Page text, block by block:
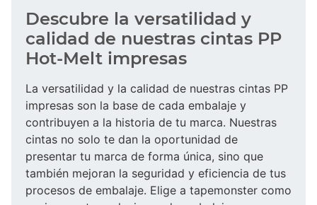
Descubre la versatilidad y
calidad de nuestras cintas PP
Hot-Melt impresas
La versatilidad y la calidad de nuestras cintas PP
impresas son la base de cada embalaje y
contribuyen a la historia de tu marca. Nuestras
cintas no solo te dan la oportunidad de
presentar tu marca de forma única, sino que
también mejoran la seguridad y eficiencia de tus
procesos de embalaje. Elige a tapemonster como